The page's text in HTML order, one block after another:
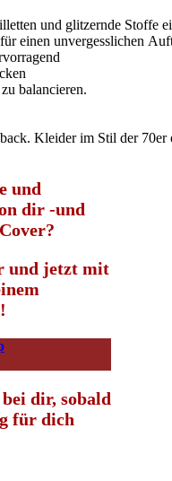
und glitzernde Stoffe
einen unvergesslichen
balancieren.
Kleider im Stil der
und
dir -und
und jetzt mit
dir, sobald
für dich